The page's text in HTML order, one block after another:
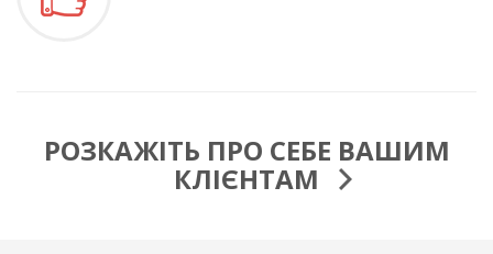
РОЗКАЖІТЬ ПРО СЕБЕ ВАШИМ
КЛІЄНТАМ